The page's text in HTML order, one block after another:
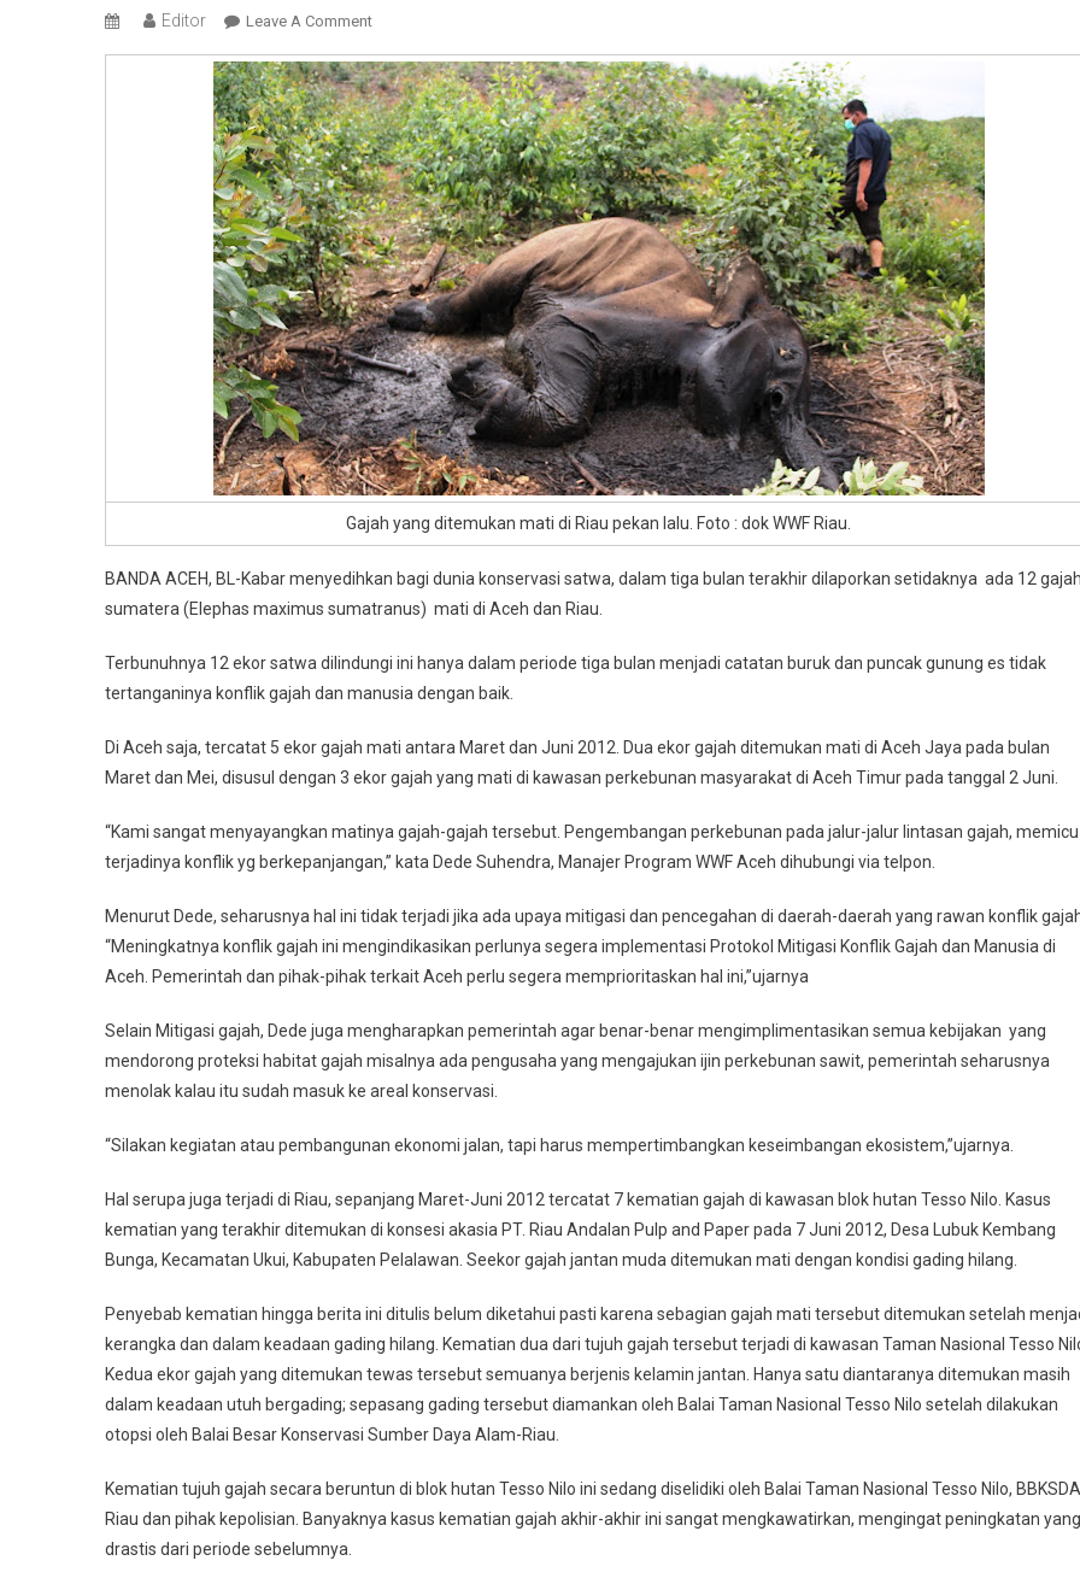
Editor Leave A CommentOn
12
Gajah
Sumatera
Ditemukan
Mati
Gajah yang ditemukan mati di Riau pekan lalu. Foto : dok WWF Riau.
BANDA ACEH, BL-Kabar menyedihkan bagi dunia konservasi satwa, dalam tiga bulan terakhir dilaporkan setidaknya ada 12 gajah
sumatera (Elephas maximus sumatranus) mati di Aceh dan Riau.
Terbunuhnya 12 ekor satwa dilindungi ini hanya dalam periode tiga bulan menjadi catatan buruk dan puncak gunung es tidak
tertanganinya konflik gajah dan manusia dengan baik.
Di Aceh saja, tercatat 5 ekor gajah mati antara Maret dan Juni 2012. Dua ekor gajah ditemukan mati di Aceh Jaya pada bulan
Maret dan Mei, disusul dengan 3 ekor gajah yang mati di kawasan perkebunan masyarakat di Aceh Timur pada tanggal 2 Juni.
“Kami sangat menyayangkan matinya gajah-gajah tersebut. Pengembangan perkebunan pada jalur-jalur lintasan gajah, memicu
terjadinya konflik yg berkepanjangan,” kata Dede Suhendra, Manajer Program WWF Aceh dihubungi via telpon.
Menurut Dede, seharusnya hal ini tidak terjadi jika ada upaya mitigasi dan pencegahan di daerah-daerah yang rawan konflik
“Meningkatnya konflik gajah ini mengindikasikan perlunya segera implementasi Protokol Mitigasi Konflik Gajah dan Manusia di
Aceh. Pemerintah dan pihak-pihak terkait Aceh perlu segera memprioritaskan hal ini,”ujarnya
Selain Mitigasi gajah, Dede juga mengharapkan pemerintah agar benar-benar mengimplimentasikan semua kebijakan yang
mendorong proteksi habitat gajah misalnya ada pengusaha yang mengajukan ijin perkebunan sawit, pemerintah seharusnya
menolak kalau itu sudah masuk ke areal konservasi.
“Silakan kegiatan atau pembangunan ekonomi jalan, tapi harus mempertimbangkan keseimbangan ekosistem,”ujarnya.
Hal serupa juga terjadi di Riau, sepanjang Maret-Juni 2012 tercatat 7 kematian gajah di kawasan blok hutan Tesso Nilo. Kasus
kematian yang terakhir ditemukan di konsesi akasia PT. Riau Andalan Pulp and Paper pada 7 Juni 2012, Desa Lubuk Kembang
Bunga, Kecamatan Ukui, Kabupaten Pelalawan. Seekor gajah jantan muda ditemukan mati dengan kondisi gading hilang.
Penyebab kematian hingga berita ini ditulis belum diketahui pasti karena sebagian gajah mati tersebut ditemukan setelah
kerangka dan dalam keadaan gading hilang. Kematian dua dari tujuh gajah tersebut terjadi di kawasan Taman Nasional Tesso
Kedua ekor gajah yang ditemukan tewas tersebut semuanya berjenis kelamin jantan. Hanya satu diantaranya ditemukan masih
dalam keadaan utuh bergading; sepasang gading tersebut diamankan oleh Balai Taman Nasional Tesso Nilo setelah dilakukan
otopsi oleh Balai Besar Konservasi Sumber Daya Alam-Riau.
Kematian tujuh gajah secara beruntun di blok hutan Tesso Nilo ini sedang diselidiki oleh Balai Taman Nasional Tesso Nilo, BBKSDA
Riau dan pihak kepolisian. Banyaknya kasus kematian gajah akhir-akhir ini sangat mengkawatirkan, mengingat peningkatan yang
drastis dari periode sebelumnya.